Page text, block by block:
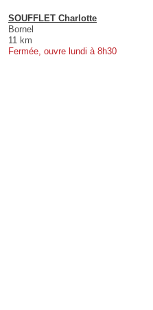
SOUFFLET Charlotte
Bornel
11 km
Fermée, ouvre lundi à 8h30